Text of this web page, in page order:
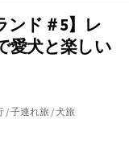
ンド＃5】レ
愛犬と楽しい
/子連れ旅 /犬旅